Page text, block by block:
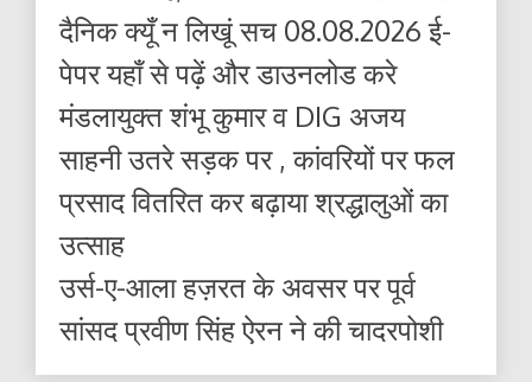
दैनिक क्यूँ न लिखूं सच 08.08.2026 ई-
पेपर यहाँ से पढ़ें और डाउनलोड करे
मंडलायुक्त शंभू कुमार व DIG अजय
साहनी उतरे सड़क पर , कांवरियों पर फल
प्रसाद वितरित कर बढ़ाया श्रद्धालुओं का
उत्साह
उर्स-ए-आला हज़रत के अवसर पर पूर्व
सांसद प्रवीण सिंह ऐरन ने की चादरपोशी